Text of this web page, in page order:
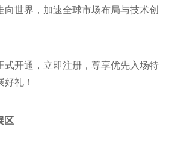
向世界，加速全球市场布局与技术创
式开通，立即注册，尊享优先入场特
礼！
区